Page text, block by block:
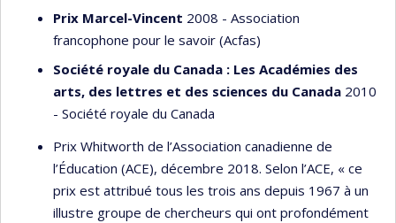
Prix Marcel-Vincent 2008 - Association
francophone pour le savoir (Acfas)
Société royale du Canada : Les Académies des
arts, des lettres et des sciences du Canada 2010
- Société royale du Canada
Prix Whitworth de l’Association canadienne de
l’Éducation (ACE), décembre 2018. Selon l’ACE, « ce
prix est attribué tous les trois ans depuis 1967 à un
illustre groupe de chercheurs qui ont profondément